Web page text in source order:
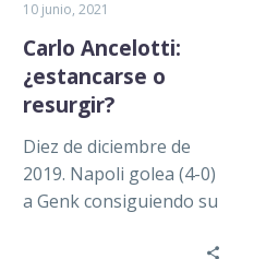
10 junio, 2021
Carlo Ancelotti:
¿estancarse o
resurgir?
Diez de diciembre de
2019. Napoli golea (4-0)
a Genk consiguiendo su